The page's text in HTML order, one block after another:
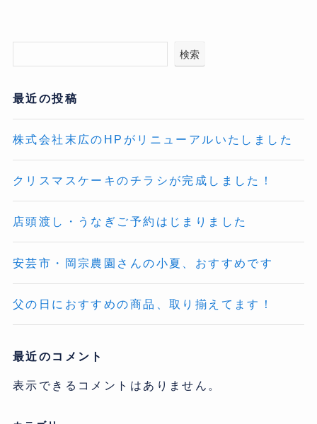
検索
最近の投稿
株式会社末広のHPがリニューアルいたしました
クリスマスケーキのチラシが完成しました！
店頭渡し・うなぎご予約はじまりました
安芸市・岡宗農園さんの小夏、おすすめです
父の日におすすめの商品、取り揃えてます！
最近のコメント
表示できるコメントはありません。